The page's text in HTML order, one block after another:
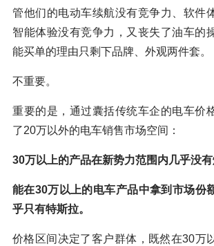
管他们的电动车续航没有竞争力、软件
智能体验没有竞争力，又丧失了油车的
能买单的理由只剩下品牌、外观两件套。
不重要。
重要的是，通过囊括传统车企的电车价
了20万以外的电车销售市场空间：
30万以上的产品在新势力范围内几乎没
能在30万以上的电车产品中拿到市场份
乎只有特斯拉。
价格区间决定了客户群体，既然在30万